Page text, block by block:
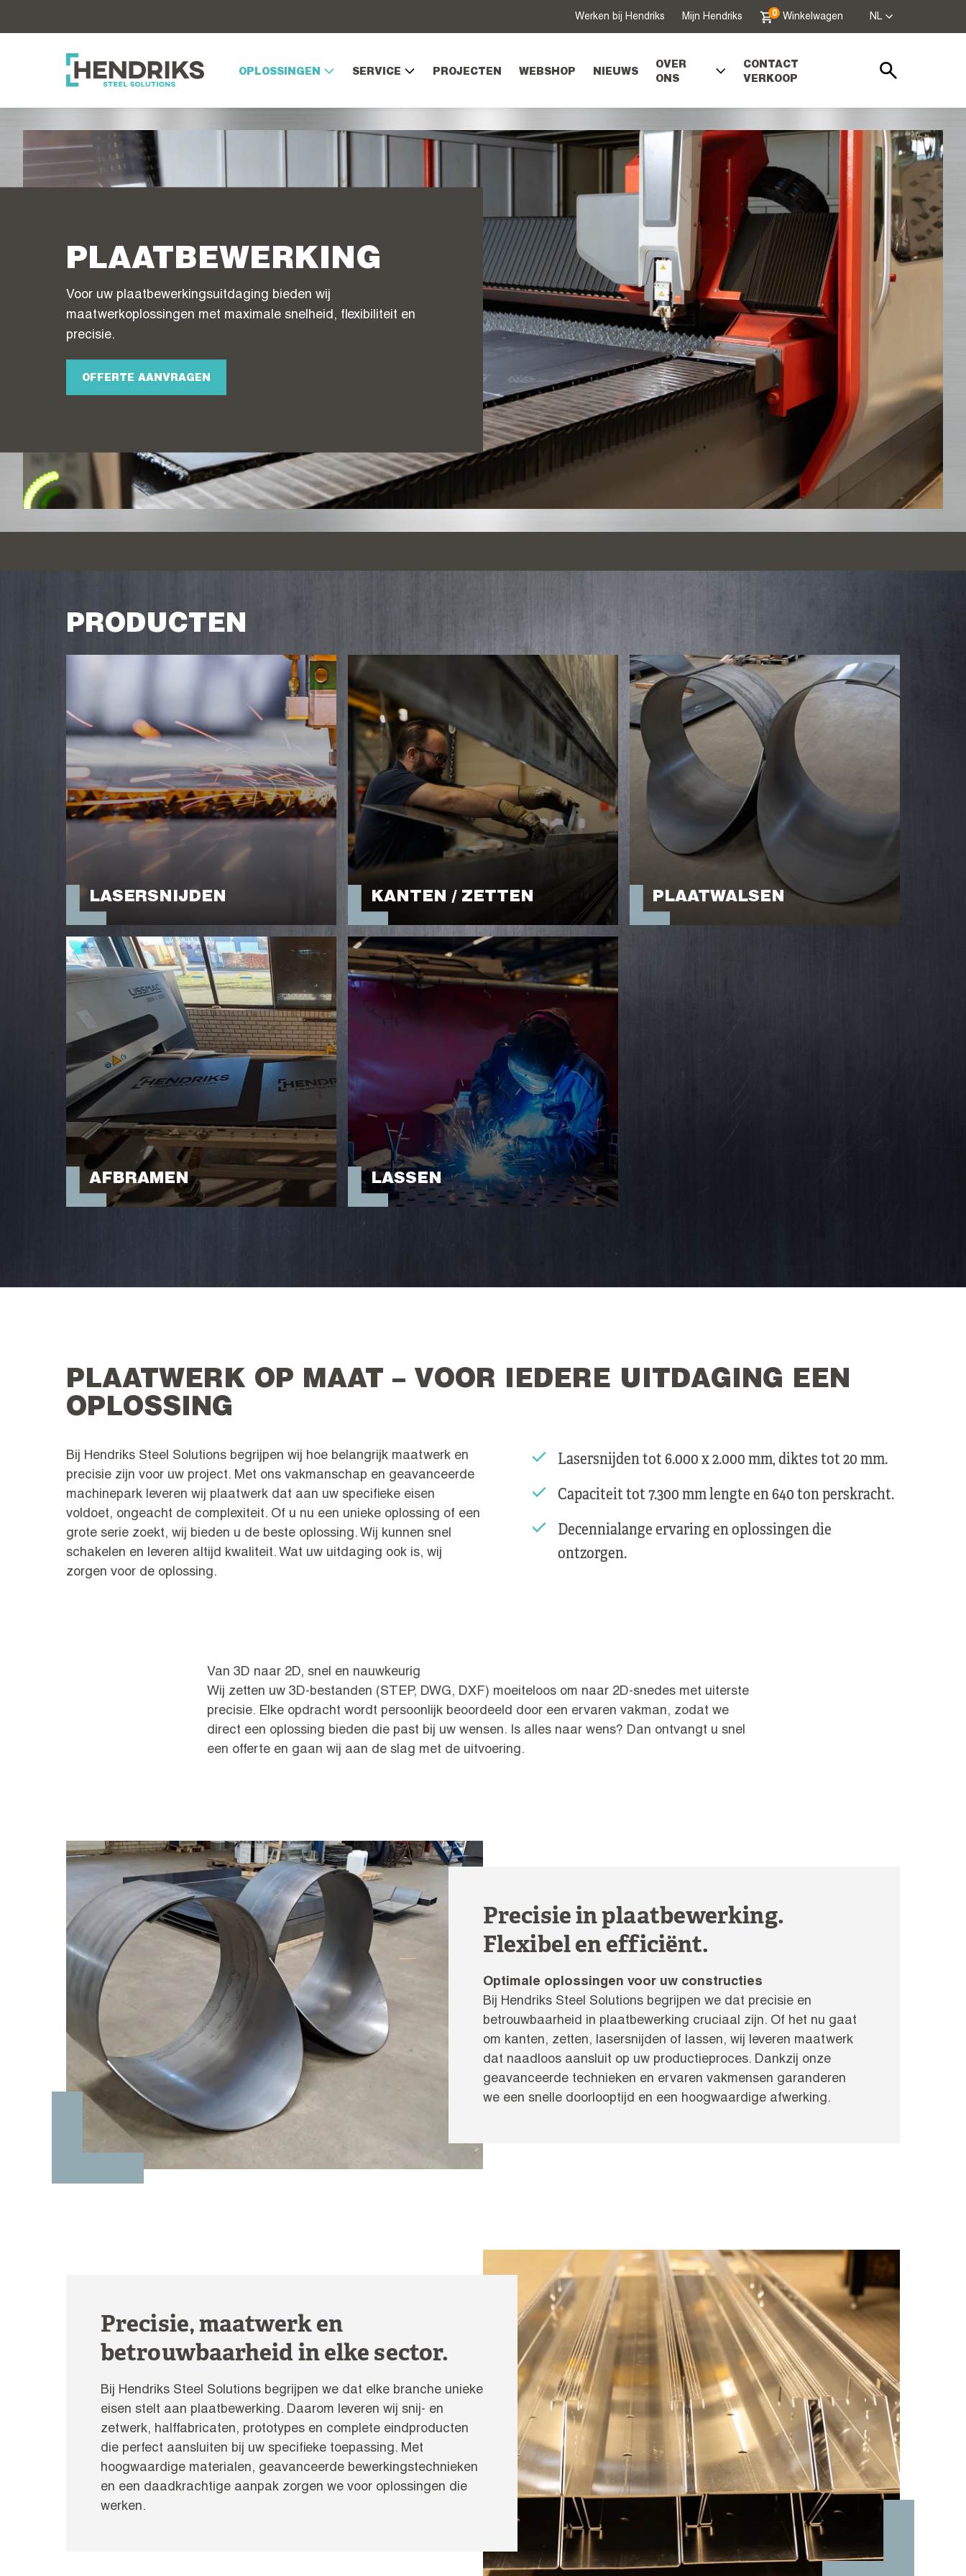
OPLOSSINGEN SERVICE PROJECTEN WEBSHOP NIEUWS
OVER
ONS
CONTACT
VERKOOP
Werken bij Hendriks Mijn Hendriks 0 Winkelwagen NL
PLAATBEWERKING
Voor uw plaatbewerkingsuitdaging bieden wij
maatwerkoplossingen met maximale snelheid, flexibiliteit en
precisie.
OFFERTE AANVRAGEN
PRODUCTEN
LASERSNIJDEN KANTEN / ZETTEN PLAATWALSEN
AFBRAMEN LASSEN
PLAATWERK OP MAAT – VOOR IEDERE UITDAGING EEN
OPLOSSING
Bij Hendriks Steel Solutions begrijpen wij hoe belangrijk maatwerk en
precisie zijn voor uw project. Met ons vakmanschap en geavanceerde
machinepark leveren wij plaatwerk dat aan uw specifieke eisen
voldoet, ongeacht de complexiteit. Of u nu een unieke oplossing of een
grote serie zoekt, wij bieden u de beste oplossing. Wij kunnen snel
schakelen en leveren altijd kwaliteit. Wat uw uitdaging ook is, wij
zorgen voor de oplossing.
Lasersnijden tot 6.000 x 2.000 mm, diktes tot 20 mm.
Capaciteit tot 7.300 mm lengte en 640 ton perskracht.
Decennialange ervaring en oplossingen die
ontzorgen.
Van 3D naar 2D, snel en nauwkeurig
Wij zetten uw 3D-bestanden (STEP, DWG, DXF) moeiteloos om naar 2D-snedes met uiterste
precisie. Elke opdracht wordt persoonlijk beoordeeld door een ervaren vakman, zodat we
direct een oplossing bieden die past bij uw wensen. Is alles naar wens? Dan ontvangt u snel
een offerte en gaan wij aan de slag met de uitvoering.
Precisie in plaatbewerking.
Flexibel en efficiënt.
Optimale oplossingen voor uw constructies
Bij Hendriks Steel Solutions begrijpen we dat precisie en
betrouwbaarheid in plaatbewerking cruciaal zijn. Of het nu gaat
om kanten, zetten, lasersnijden of lassen, wij leveren maatwerk
dat naadloos aansluit op uw productieproces. Dankzij onze
geavanceerde technieken en ervaren vakmensen garanderen
we een snelle doorlooptijd en een hoogwaardige afwerking.
Precisie, maatwerk en
betrouwbaarheid in elke sector.
Bij Hendriks Steel Solutions begrijpen we dat elke branche unieke
eisen stelt aan plaatbewerking. Daarom leveren wij snij- en
zetwerk, halffabricaten, prototypes en complete eindproducten
die perfect aansluiten bij uw specifieke toepassing. Met
hoogwaardige materialen, geavanceerde bewerkingstechnieken
en een daadkrachtige aanpak zorgen we voor oplossingen die
werken.